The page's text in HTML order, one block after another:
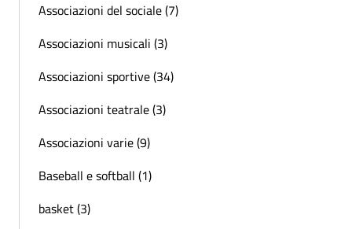
Associazioni del sociale (7)
Associazioni musicali (3)
Associazioni sportive (34)
Associazioni teatrale (3)
Associazioni varie (9)
Baseball e softball (1)
basket (3)